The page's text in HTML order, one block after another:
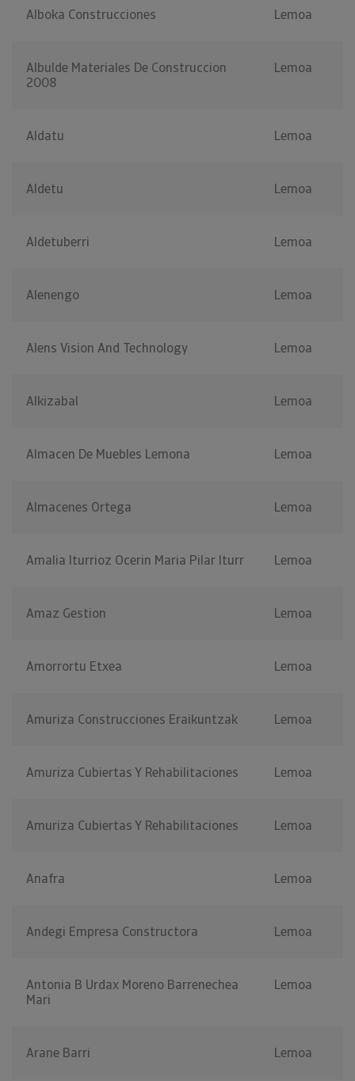
Alboka Construcciones Lemoa
Albulde Materiales De Construccion
2008
Lemoa
Aldatu Lemoa
Aldetu Lemoa
Aldetuberri Lemoa
Alenengo Lemoa
Alens Vision And Technology Lemoa
Alkizabal Lemoa
Almacen De Muebles Lemona Lemoa
Almacenes Ortega Lemoa
Amalia Iturrioz Ocerin Maria Pilar Iturr Lemoa
Amaz Gestion Lemoa
Amorrortu Etxea Lemoa
Amuriza Construcciones Eraikuntzak Lemoa
Amuriza Cubiertas Y Rehabilitaciones Lemoa
Amuriza Cubiertas Y Rehabilitaciones Lemoa
Anafra Lemoa
Andegi Empresa Constructora Lemoa
Antonia B Urdax Moreno Barrenechea
Mari
Lemoa
Arane Barri Lemoa